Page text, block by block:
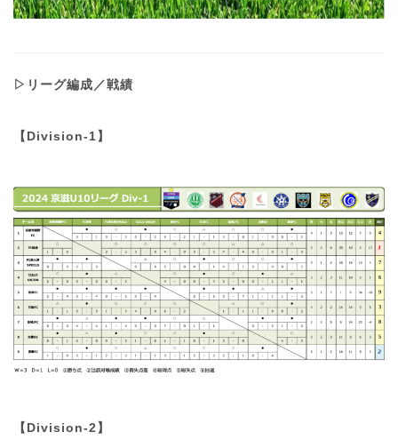
▷リーグ編成／戦績
【Division-1】
【Division-2】